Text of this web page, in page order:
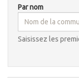
Par nom
Saisissez les